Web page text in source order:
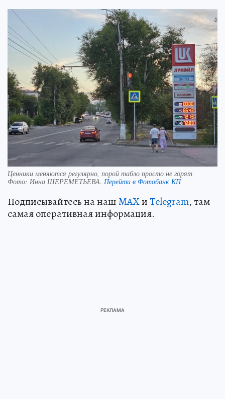
Ценники меняются регулярно, порой табло просто не горят
Фото: Инна ШЕРЕМЕТЬЕВА. Перейти в Фотобанк КП
Подписывайтесь на нашMAXиTelegram, там
самая оперативная информация.